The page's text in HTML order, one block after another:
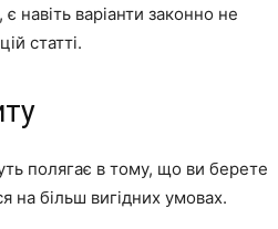
навіть варіанти законно не
статті.
полягає в тому, що ви берете
на більш вигідних умовах.